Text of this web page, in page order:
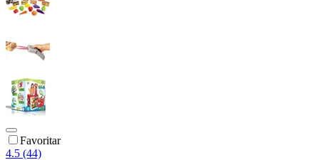
Favoritar
4.5 (44)